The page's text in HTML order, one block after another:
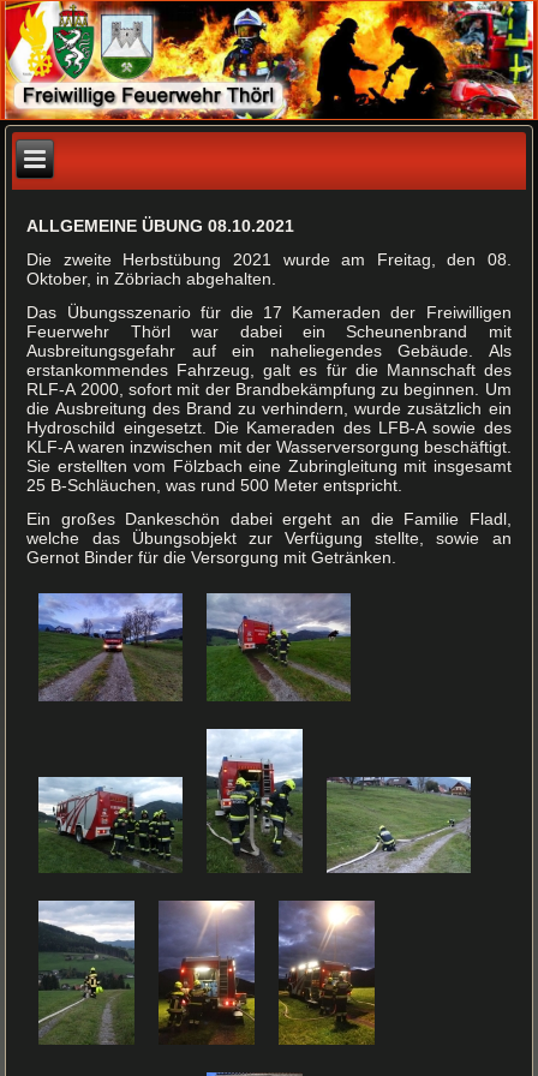
ALLGEMEINE ÜBUNG 08.10.2021
Die zweite Herbstübung 2021 wurde am Freitag, den 08.
Oktober, in Zöbriach abgehalten.
Das Übungsszenario für die 17 Kameraden der Freiwilligen
Feuerwehr Thörl war dabei ein Scheunenbrand mit
Ausbreitungsgefahr auf ein naheliegendes Gebäude. Als
erstankommendes Fahrzeug, galt es für die Mannschaft des
RLF-A 2000, sofort mit der Brandbekämpfung zu beginnen. Um
die Ausbreitung des Brand zu verhindern, wurde zusätzlich ein
Hydroschild eingesetzt. Die Kameraden des LFB-A sowie des
KLF-A waren inzwischen mit der Wasserversorgung beschäftigt.
Sie erstellten vom Fölzbach eine Zubringleitung mit insgesamt
25 B-Schläuchen, was rund 500 Meter entspricht.
Ein großes Dankeschön dabei ergeht an die Familie Fladl,
welche das Übungsobjekt zur Verfügung stellte, sowie an
Gernot Binder für die Versorgung mit Getränken.